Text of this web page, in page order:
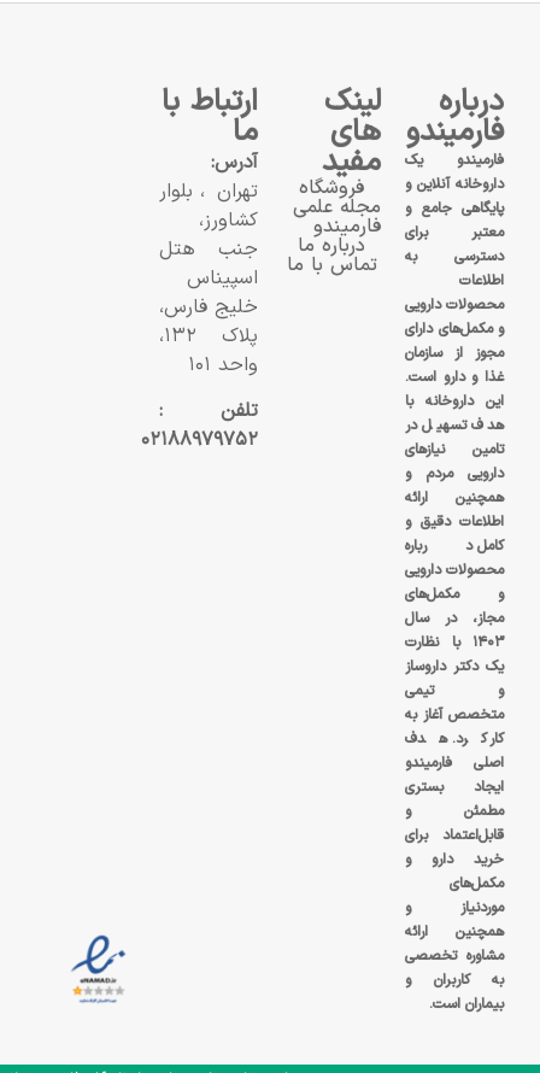
درباره
فارمیندو
فارمیندو یک
داروخانه آنلاین و
پایگاهی جامع و
معتبر برای
دسترسی به
اطلاعات
محصولات دارویی
و مکمل‌های دارای
مجوز از سازمان
غذا و دارو است.
این داروخانه با
هدف تسهیل در
تامین نیازهای
دارویی مردم و
همچنین ارائه
اطلاعات دقیق و
کامل درباره
محصولات دارویی
و مکمل‌های
مجاز، در سال
۱۴۰۳ با نظارت
یک دکتر داروساز
و تیمی
متخصص آغاز به
کار کرد. هدف
اصلی فارمیندو
ایجاد بستری
مطمئن و
قابل‌اعتماد برای
خرید دارو و
مکمل‌های
موردنیاز و
همچنین ارائه
مشاوره تخصصی
به کاربران و
بیماران است.
لینک
های
مفید
فروشگاه
مجله علمی
فارمیندو
درباره ما
تماس با ما
ارتباط با
ما
آدرس:
تهران، بلوار
کشاورز،
جنب هتل
اسپیناس
خلیج فارس،
پلاک ۱۳۲،
واحد ۱۰۱
تلفن :
۰۲۱۸۸۹۷۹۷۵۲